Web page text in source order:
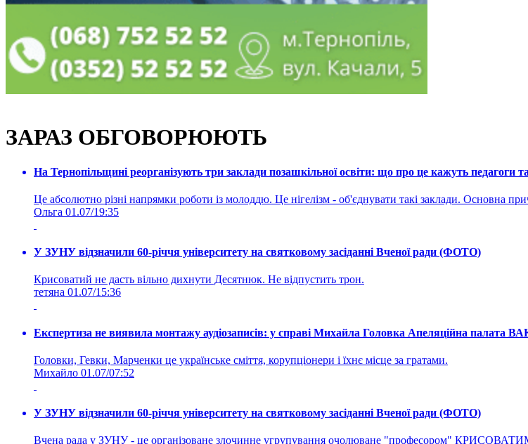
ЗАРАЗ ОБГОВОРЮЮТЬ
На Тернопільщині реорганізують три заклади позашкільної освіти: що про це кажуть педагоги
Це абсолютно різні напрямки роботи із молоддю. Це нігелізм - об'єднувати такі заклади. Основна
Ольга 01.07/19:35
У ЗУНУ відзначили 60-річчя університету на святковому засіданні Вченої ради (ФОТО)
Крисоватий не дасть вільно дихнути Десятнюк. Не відпустить трон.
тетяна 01.07/15:36
Експертиза не виявила монтажу аудіозаписів: у справі Михайла Головка Апеляційна палата
Головки, Гевки, Марченки це українське сміття, корупціонери і їхнє місце за гратами.
Михайло 01.07/07:52
У ЗУНУ відзначили 60-річчя університету на святковому засіданні Вченої ради (ФОТО)
Вчена рада у ЗУНУ - це організоване злочинне угрупування очолюване "професором"